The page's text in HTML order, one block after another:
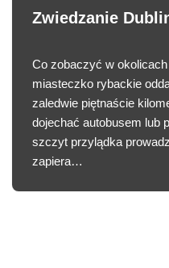
Zwiedzanie
Co zobaczyć w okolicach
miasteczko rybackie
zaledwie piętnaście
dojechać autobusem lub
szczyt przylądka
zapiera…